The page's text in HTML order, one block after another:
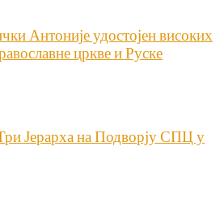
Антоније удостојен високих
цркве и Руске
Јерарха на Подворју СПЦ у